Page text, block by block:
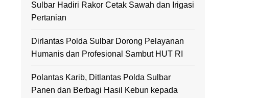
Sulbar Hadiri Rakor Cetak Sawah dan Irigasi
Pertanian
Dirlantas Polda Sulbar Dorong Pelayanan
Humanis dan Profesional Sambut HUT RI
Polantas Karib, Ditlantas Polda Sulbar
Panen dan Berbagi Hasil Kebun kepada